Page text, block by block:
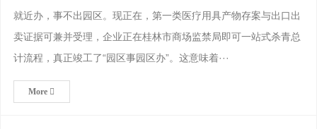
就近办，事不出园区。现正在，第一类医疗用具产物存案与出口出
卖证据可兼并受理，企业正在桂林市商场监禁局即可一站式杀青总
计流程，真正竣工了“园区事园区办”。这意味着···
More